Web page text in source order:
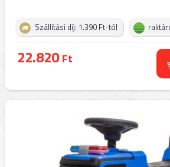
Szállítási díj: 1.390 Ft-tól
22.820Ft